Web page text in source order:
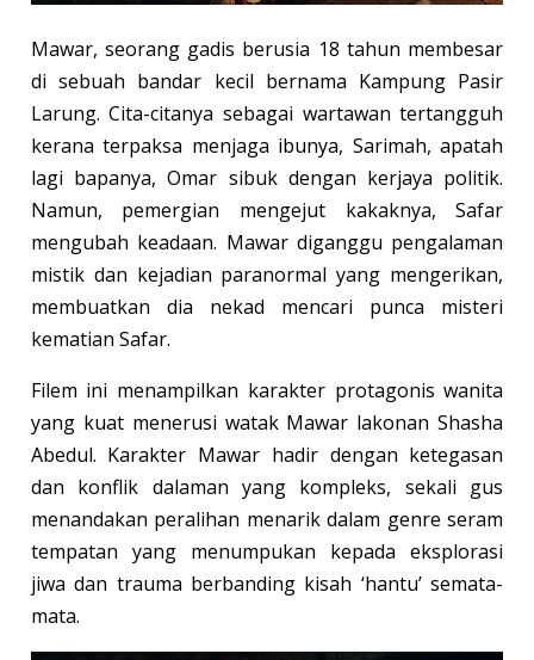
Mawar, seorang gadis berusia 18 tahun membesar
di sebuah bandar kecil bernama Kampung Pasir
Larung. Cita-citanya sebagai wartawan tertangguh
kerana terpaksa menjaga ibunya, Sarimah, apatah
lagi bapanya, Omar sibuk dengan kerjaya politik.
Namun, pemergian mengejut kakaknya, Safar
mengubah keadaan. Mawar diganggu pengalaman
mistik dan kejadian paranormal yang mengerikan,
membuatkan dia nekad mencari punca misteri
kematian Safar.
Filem ini menampilkan karakter protagonis wanita
yang kuat menerusi watak Mawar lakonan Shasha
Abedul. Karakter Mawar hadir dengan ketegasan
dan konflik dalaman yang kompleks, sekali gus
menandakan peralihan menarik dalam genre seram
tempatan yang menumpukan kepada eksplorasi
jiwa dan trauma berbanding kisah ‘hantu’ semata-
mata.